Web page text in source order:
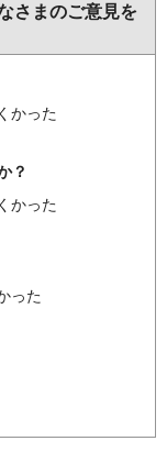
さまのご意見を
かった
？
かった
った